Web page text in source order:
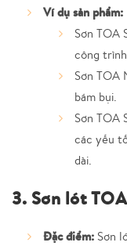
Ví dụ sản phẩm:
Sơn TOA
công
Sơn TOA
bám bụi.
Sơn TOA
các yếu
dài.
3. Sơn lót TOA
Đặc điểm: Sơn